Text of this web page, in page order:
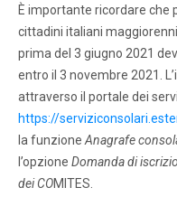
È importante ricordare che
cittadini italiani
prima del 3 giugno 2021
entro il 3 novembre 2021.
attraverso il portale dei
https://
la funzione Anagrafe
l’opzione Domanda di
dei COMITES.